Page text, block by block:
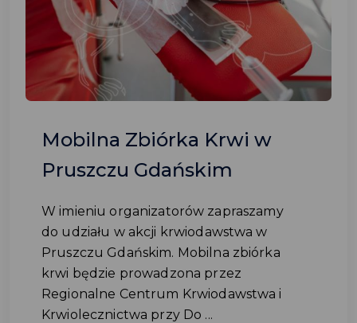
Mobilna Zbiórka Krwi w
Pruszczu Gdańskim
W imieniu organizatorów zapraszamy
do udziału w akcji krwiodawstwa w
Pruszczu Gdańskim. Mobilna zbiórka
krwi będzie prowadzona przez
Regionalne Centrum Krwiodawstwa i
Krwiolecznictwa przy Do ...